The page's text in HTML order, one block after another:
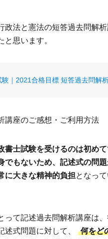
政法と憲法の短答過去問解
と思います。
験｜2021合格目標 短答過去問解
講座のご感想・ご利用方法
書士試験を受けるのは初め
でもないため、記述式の問
に大きな精神的負担となっ
って記述過去問解析講座は
述式問題に対して、
何をど